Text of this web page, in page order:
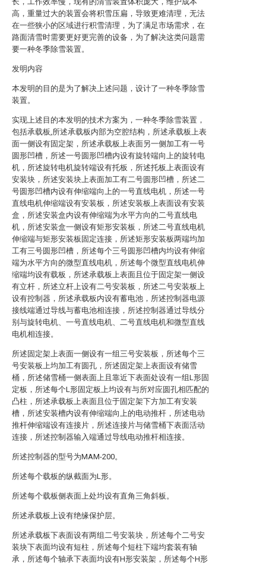
高，重量过大的装置会将积雪压扁，导致更难清理，无法
在一些狭小的区域进行积雪清理，为了满足市场需求，在
路面清雪时需要更好更完善的设备，为了解决这类问题需
要一种冬季除雪装置。
发明内容
本发明的目的是为了解决上述问题，设计了一种冬季除雪
装置。
实现上述目的本发明的技术方案为，一种冬季除雪装置，
包括承载板,所述承载板内部为空腔结构，所述承载板上表
面一侧设有固定架，所述承载板上表面另一侧加工有一号
圆形凹槽，所述一号圆形凹槽内设有旋转端向上的旋转电
机，所述旋转电机旋转端设有托板，所述托板上表面设有
安装块，所述安装块上表面加工有二号圆形凹槽，所述二
号圆形凹槽内设有伸缩端向上的一号直线电机，所述一号
直线电机伸缩端设有安装板，所述安装板上表面设有安装
盒，所述安装盒内设有伸缩端为水平方向的二号直线电
机，所述安装盒一侧设有矩形安装板，所述二号直线电机
伸缩端与矩形安装板固定连接，所述矩形安装板两端均加
工有三号圆形凹槽，所述每个三号圆形凹槽内均设有伸缩
端为水平方向的微型直线电机，所述每个微型直线电机伸
缩端均设有载板，所述承载板上表面且位于固定架一侧设
有立杆，所述立杆上设有二号安装板，所述二号安装板上
设有控制器，所述承载板内设有蓄电池，所述控制器电源
接线端通过导线与蓄电池相连接，所述控制器通过导线分
别与旋转电机、一号直线电机、二号直线电机和微型直线
电机相连接。
所述固定架上表面一侧设有一组三号安装板，所述每个三
号安装板上均加工有圆孔，所述固定架上表面设有储雪
桶，所述储雪桶一侧表面上且靠近下表面处设有一组L形固
定板，所述每个L形固定板上均设有与所对应圆孔相匹配的
凸柱，所述承载板上表面且位于固定架下方加工有安装
槽，所述安装槽内设有伸缩端向上的电动推杆，所述电动
推杆伸缩端设有连接片，所述连接片与储雪桶下表面活动
连接，所述控制器输入端通过导线电动推杆相连接。
所述控制器的型号为MAM-200。
所述每个载板的纵截面为L形。
所述每个载板侧表面上处均设有直角三角斜板。
所述承载板上设有绝缘保护层。
所述承载板下表面设有两组二号安装块，所述每个二号安
装块下表面均设有短柱，所述每个短柱下端均套装有轴
承，所述每个轴承下表面均设有H形安装架，所述每个H形